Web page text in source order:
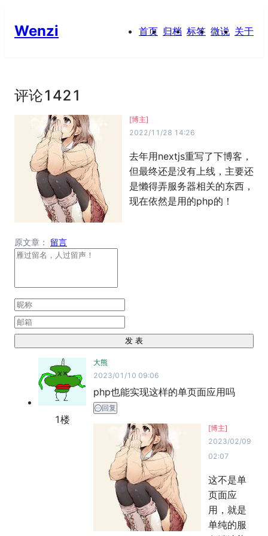
Wenzi 首页 归档 标签 微说 关于
评论1421
[博主]
2022/11/28 14:26
去年用nextjs重写了下博客，
但最终还是没有上线，主要还
是懒得弄服务器相关的东西，
现在依然是用的php的！
原文章： 留言
发 表
1楼
大熊
2023/01/10 09:06
php也能实现这样的单页面应用吗
回复
[博主]
2023/02/09
02:07
这不是单
页面应
用，就是
单纯的服